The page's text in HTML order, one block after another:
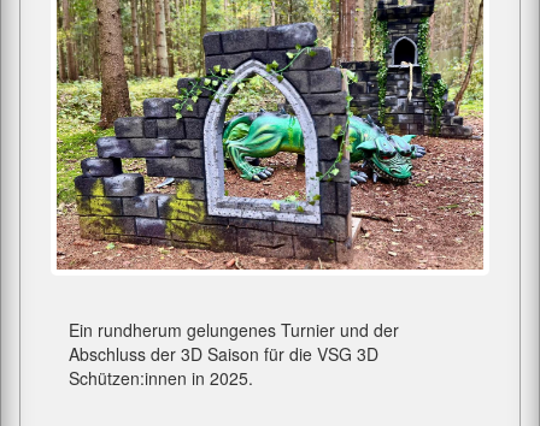
Ein rundherum gelungenes Turnier und der
Abschluss der 3D Saison für die VSG 3D
Schützen:innen in 2025.